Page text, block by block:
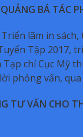
BÁ TÁC
Triển lãm in
Tập 2017,
chí Cục Mỹ
phỏng vấn,
TƯ VẤN CHO